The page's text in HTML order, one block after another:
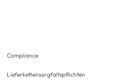
Compliance
Lieferkettensorgfaltspflichten